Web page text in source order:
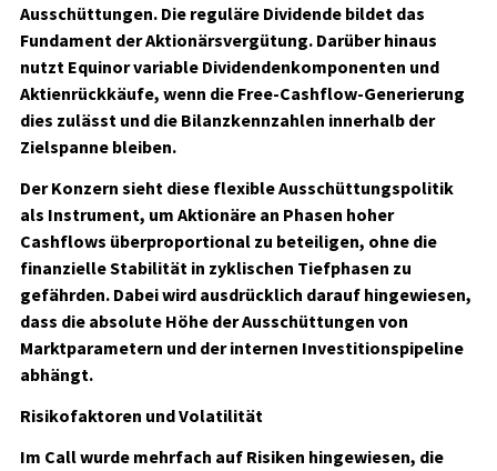
Ausschüttungen. Die reguläre Dividende bildet das
Fundament der Aktionärsvergütung. Darüber hinaus
nutzt Equinor variable Dividendenkomponenten und
Aktienrückkäufe, wenn die Free-Cashflow-Generierung
dies zulässt und die Bilanzkennzahlen innerhalb der
Zielspanne bleiben.
Der Konzern sieht diese flexible Ausschüttungspolitik
als Instrument, um Aktionäre an Phasen hoher
Cashflows überproportional zu beteiligen, ohne die
finanzielle Stabilität in zyklischen Tiefphasen zu
gefährden. Dabei wird ausdrücklich darauf hingewiesen,
dass die absolute Höhe der Ausschüttungen von
Marktparametern und der internen Investitionspipeline
abhängt.
Risikofaktoren und Volatilität
Im Call wurde mehrfach auf Risiken hingewiesen, die